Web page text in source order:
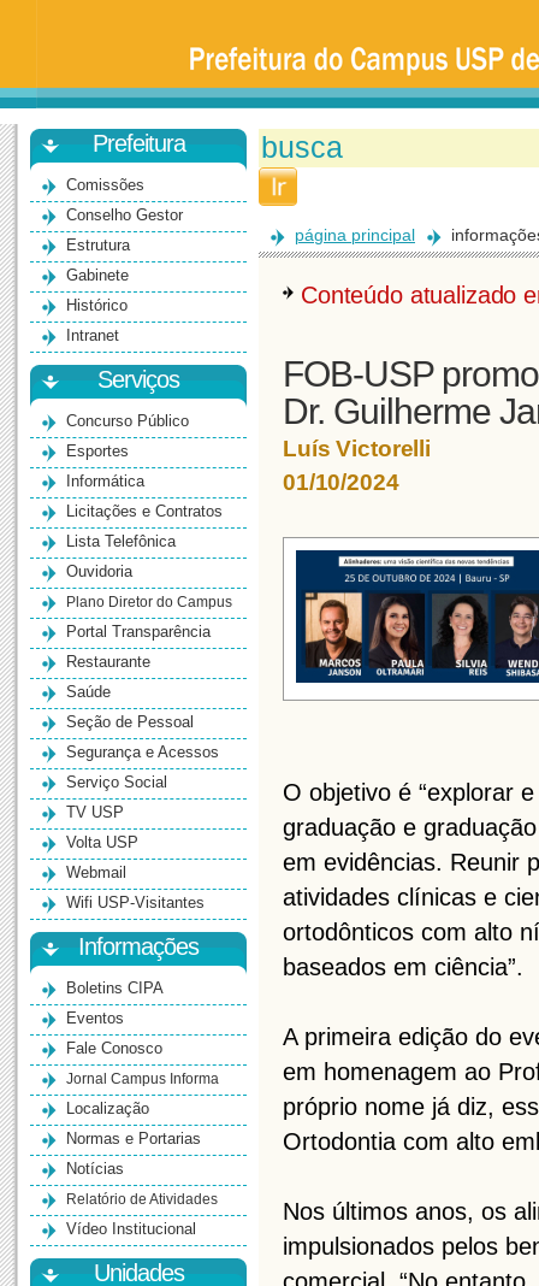
Universidade
São
Paulo
-
BauruPrefeitura
Comissões
Conselho Gestor
Estrutura
Gabinete
Histórico
Intranet
Serviços
Concurso Público
Esportes
Informática
Licitações e Contratos
Lista Telefônica
Ouvidoria
Plano Diretor do Campus
Portal Transparência
Restaurante
Saúde
Seção de Pessoal
Segurança e Acessos
Serviço Social
TV USP
Volta USP
Webmail
Wifi USP-Visitantes
Informações
Boletins CIPA
Eventos
Fale Conosco
Jornal Campus Informa
Localização
Normas e Portarias
Notícias
Relatório de Atividades
Vídeo Institucional
Unidades
página principal
Conteúdo atualizado
FOB-USP
Dr. Guilherme
Luís Victorelli
01/10/2024
O objetivo é “explorar
graduação e
em evidências. Reunir
atividades clínicas e
ortodônticos com alto
baseados em ciência”.
A primeira edição do
em homenagem ao
próprio nome já diz,
Ortodontia com alto
Nos últimos anos, os
impulsionados pelos